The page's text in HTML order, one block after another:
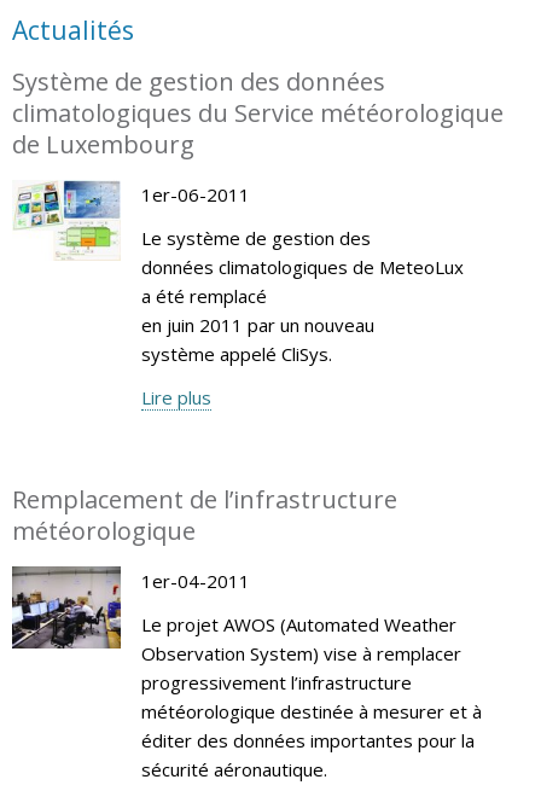
Actualités
Système de gestion des données
climatologiques du Service météorologique
de Luxembourg
1er-06-2011
Le système de gestion des
données climatologiques de MeteoLux
a été remplacé
en juin 2011 par un nouveau
système appelé CliSys.
Lire plus
Remplacement de l’infrastructure
météorologique
1er-04-2011
Le projet AWOS (Automated Weather
Observation System) vise à remplacer
progressivement l’infrastructure
météorologique destinée à mesurer et à
éditer des données importantes pour la
sécurité aéronautique.